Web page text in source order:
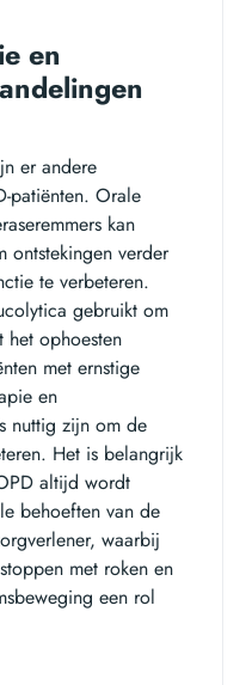
en
er andere
patiënten. Orale
kan
ontstekingen verder
te verbeteren.
gebruikt om
het ophoesten
met ernstige
en
nuttig zijn om de
Het is belangrijk
altijd wordt
behoeften van de
waarbij
met roken en
een rol